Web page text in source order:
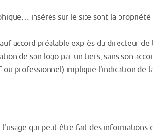
insérés sur le site sont la
accord préalable exprès du directeur de
de son logo par un tiers, sans son
professionnel) implique l’indication de
qui peut être fait des informations